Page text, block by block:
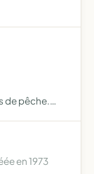
de pêche.
en 1973